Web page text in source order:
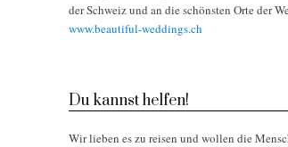
der Schweiz und an die schönsten Orte der
www.beautiful-weddings.ch
Du kannst helfen!
Wir lieben es zu reisen und wollen die